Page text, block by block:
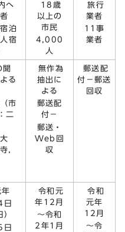
へ
泊
宿
18歳
以上の
市民
4,000
人
旅行
業者
11事
業者
聞
る
市
二
，
無作為
抽出に
よる
郵送配
付－
郵送・
Web回
収
郵送配
付－郵送
回収
年
日
）
日
令和元
年12月
～令和
2年1月
令和
元年
12月
～令